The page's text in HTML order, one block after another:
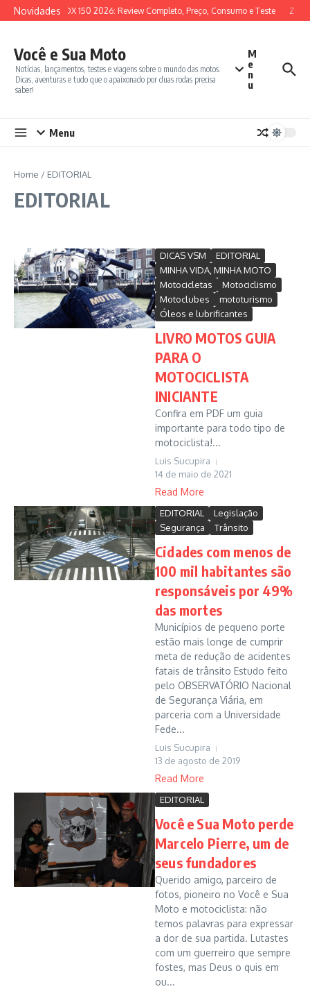
Ir para o conteúdo
NovidadesSYM ADX 150 2026: Review Completo, Preço, Consumo e Teste
Você e Sua Moto
Notícias, lançamentos, testes e viagens sobre o mundo das motos.
Dicas, aventuras e tudo que o apaixonado por duas rodas precisa
saber!
M
e
n
u
Menu
Home / EDITORIAL
EDITORIAL
DICAS VSM
EDITORIAL
MINHA VIDA, MINHA MOTO
Motocicletas
Motociclismo
Motoclubes
mototurismo
Óleos e lubrificantes
LIVRO MOTOS GUIA
PARA O
MOTOCICLISTA
INICIANTE
Confira em PDF um guia
importante para todo tipo de
motociclista!...
Luis Sucupira
14 de maio de 2021
Read More
EDITORIAL
Legislação
Segurança
Trânsito
Cidades com menos de
100 mil habitantes são
responsáveis por 49%
das mortes
Municípios de pequeno porte
estão mais longe de cumprir
meta de redução de acidentes
fatais de trânsito Estudo feito
pelo OBSERVATÓRIO Nacional
de Segurança Viária, em
parceria com a Universidade
Fede...
Luis Sucupira
13 de agosto de 2019
Read More
EDITORIAL
Você e Sua Moto perde
Marcelo Pierre, um de
seus fundadores
Querido amigo, parceiro de
fotos, pioneiro no Você e Sua
Moto e motociclista: não
temos palavras para expressar
a dor de sua partida. Lutastes
com um guerreiro que sempre
fostes, mas Deus o quis em
ou...